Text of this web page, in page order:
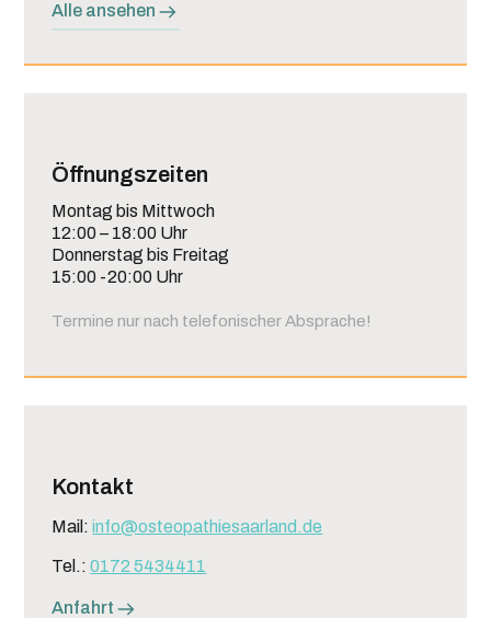
Alle ansehen
Öffnungszeiten
Montag bis Mittwoch
12:00 – 18:00 Uhr
Donnerstag bis Freitag
15:00 -20:00 Uhr
Termine nur nach telefonischer Absprache!
Kontakt
Mail:info@osteopathiesaarland.de
Tel.:0172 5434411
Anfahrt